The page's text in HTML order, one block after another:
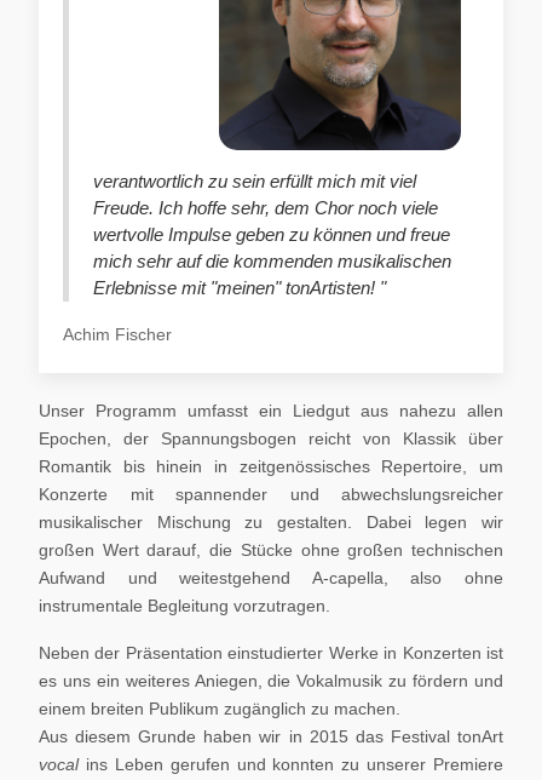
verantwortlich zu sein erfüllt mich mit viel
Freude. Ich hoffe sehr, dem Chor noch viele
wertvolle Impulse geben zu können und freue
mich sehr auf die kommenden musikalischen
Erlebnisse mit "meinen" tonArtisten! "
Achim Fischer
Unser Programm umfasst ein Liedgut aus nahezu allen
Epochen, der Spannungsbogen reicht von Klassik über
Romantik bis hinein in zeitgenössisches Repertoire, um
Konzerte mit spannender und abwechslungsreicher
musikalischer Mischung zu gestalten. Dabei legen wir
großen Wert darauf, die Stücke ohne großen technischen
Aufwand und weitestgehend A-capella, also ohne
instrumentale Begleitung vorzutragen.
Neben der Präsentation einstudierter Werke in Konzerten ist
es uns ein weiteres Aniegen, die Vokalmusik zu fördern und
einem breiten Publikum zugänglich zu machen.
Aus diesem Grunde haben wir in 2015 das Festival tonArt
vocal ins Leben gerufen und konnten zu unserer Premiere